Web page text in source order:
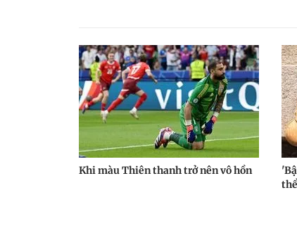
Khi màu Thiên thanh trở nên vô hồn